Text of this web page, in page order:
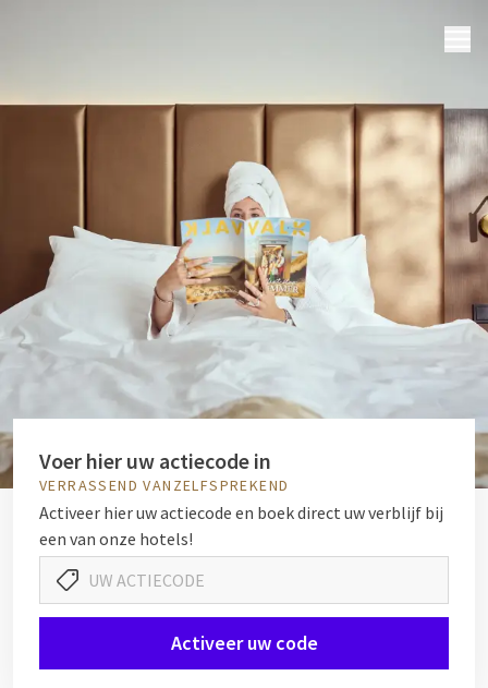
Voer hier uw actiecode in
VERRASSEND VANZELFSPREKEND
Activeer hier uw actiecode en boek direct uw verblijf bij
een van onze hotels!
Activeer uw code